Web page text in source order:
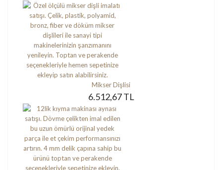
Mikser Dişlisi
6.512,67 TL